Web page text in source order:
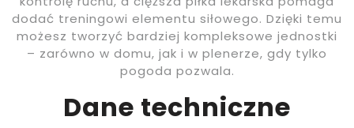
dodać treningowi elementu siłowego. Dzięki temu
możesz tworzyć bardziej kompleksowe jednostki
– zarówno w domu, jak i w plenerze, gdy tylko
pogoda pozwala.
Dane techniczne